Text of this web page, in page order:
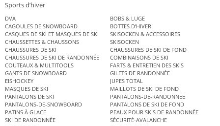
Sports d’hiver
DVA
BOBS & LUGE
CAGOULES DE SNOWBOARD
BOTTES D’HIVER
CASQUES DE SKI ET MASQUES DE SKI
SKISOCKEN & ACCESSOIRES
CHAUSSETTES & CHAUSSONS
SKISOCKEN
CHAUSSURES DE SKI
CHAUSSURES DE SKI DE FOND
CHAUSSURES DE SKI DE RANDONNÉE
COMBINAISONS DE SKI
COUTEAUX & MULTITOOLS
FARTS & ENTRETIEN DES SKIS
GANTS DE SNOWBOARD
GILETS DE RANDONNÉE
EISHOCKEY
JUPES TOTAL
MASQUES DE SKI
MAILLOTS DE SKI DE FOND
PANTALONS DE SKI
PANTALONS-DE-RANDONNEE
PANTALONS-DE-SNOWBOARD
PANTALONS DE SKI DE FOND
PATINS À GLACE
PEAUX POUR SKIS DE RANDONNÉE
SKI DE RANDONNÉE
SÉCURITÉ-AVALANCHE